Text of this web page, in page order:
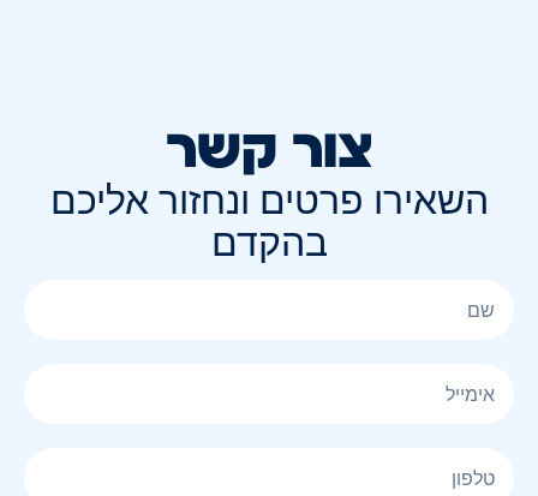
צור קשר
השאירו פרטים ונחזור אליכם
בהקדם